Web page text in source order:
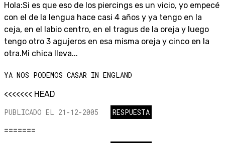
Hola:Si es que eso de los piercings es un vicio, yo empecé
con el de la lengua hace casi 4 años y ya tengo en la
ceja, en el labio centro, en el tragus de la oreja y luego
tengo otro 3 agujeros en esa misma oreja y cinco en la
otra.Mi chica lleva...
YA NOS PODEMOS CASAR IN ENGLAND
<<<<<<< HEAD
PUBLICADO EL 21-12-2005
RESPUESTA
=======